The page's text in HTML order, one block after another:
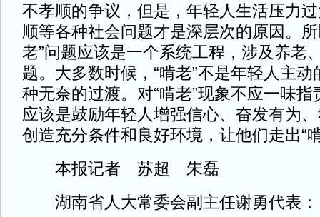
不孝顺的争议，但是，年轻人生活压力
顺等各种社会问题才是深层次的原因。
老”问题应该是一个系统工程，涉及养老
题。大多数时候，“啃老”不是年轻人主
种无奈的过渡。对“啃老”现象不应一味
应该是鼓励年轻人增强信心、奋发有为
创造充分条件和良好环境，让他们走出“
本报记者 苏超 朱磊
湖南省人大常委会副主任谢勇代表：